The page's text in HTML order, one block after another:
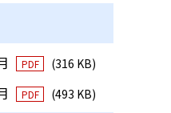
PDF (316 KB)
PDF (493 KB)